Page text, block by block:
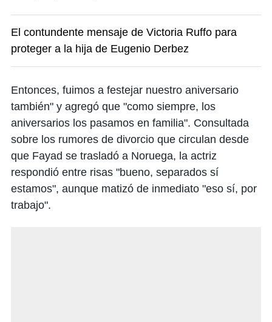
El contundente mensaje de Victoria Ruffo para
proteger a la hija de Eugenio Derbez
Entonces, fuimos a festejar nuestro aniversario
también" y agregó que "como siempre, los
aniversarios los pasamos en familia". Consultada
sobre los rumores de divorcio que circulan desde
que Fayad se trasladó a Noruega, la actriz
respondió entre risas "bueno, separados sí
estamos", aunque matizó de inmediato "eso sí, por
trabajo".